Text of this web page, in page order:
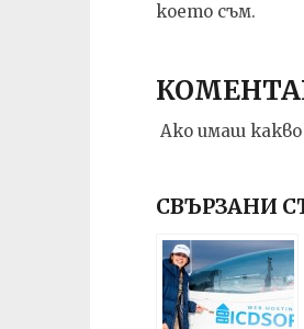
което съм.
Ако имаш
СВЪРЗАНИ